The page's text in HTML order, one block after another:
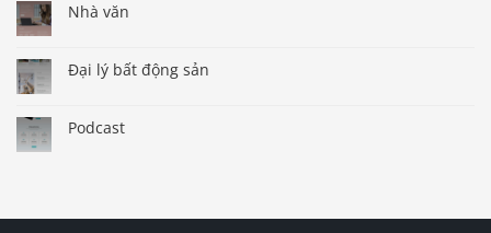
Nhà văn
Đại lý bất động sản
Podcast